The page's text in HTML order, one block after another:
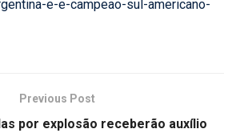
e-e-campeao-sul-americano-
Previous Post
por explosão receberão auxílio